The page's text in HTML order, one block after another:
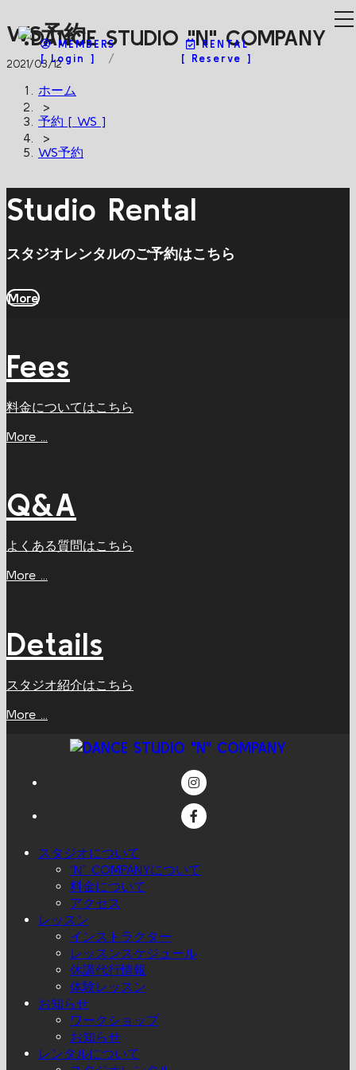
MEMBERS
[ Login ]
RENTAL
[ Reserve ]
WS予約
2021/03/12
ホーム
>
予約 [ WS ]
>
WS予約
Studio Rental
スタジオレンタルのご予約はこちら
More
Fees
料金についてはこちら
More ...
Q&A
よくある質問はこちら
More ...
Details
スタジオ紹介はこちら
More ...
スタジオについて
“N” COMPANYについて
料金について
アクセス
レッスン
インストラクター
レッスンスケジュール
休講代行情報
体験レッスン
お知らせ
ワークショップ
お知らせ
レンタルについて